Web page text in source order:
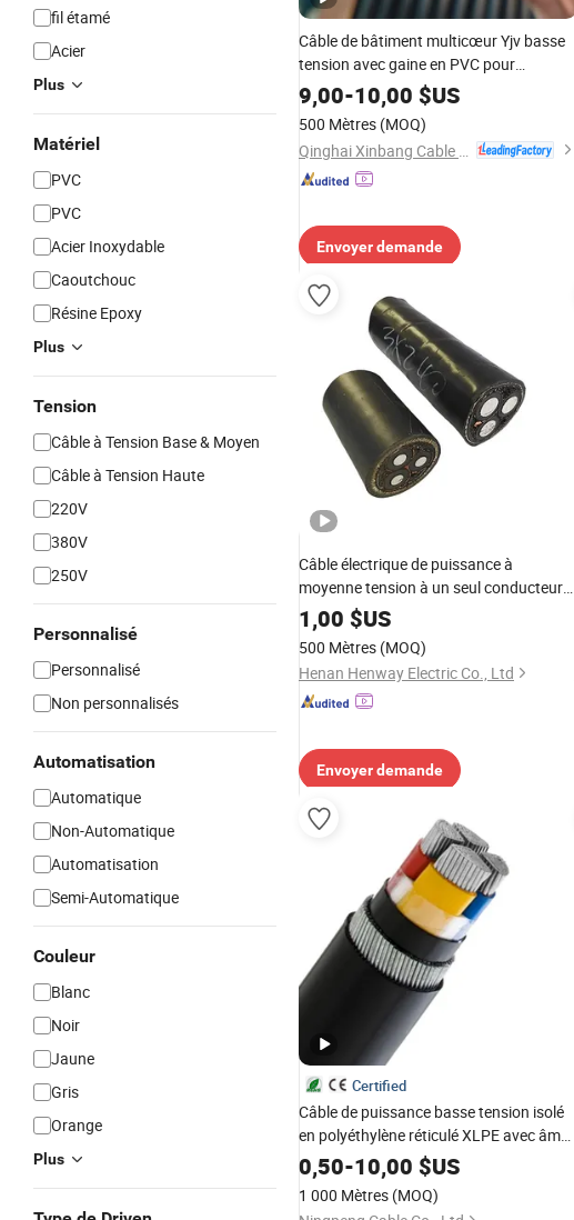
fil étamé
Acier
Plus
Matériel
PVC
PVC
Acier Inoxydable
Caoutchouc
Résine Epoxy
Plus
Tension
Câble à Tension Base & Moyen
Câble à Tension Haute
220V
380V
250V
Personnalisé
Personnalisé
Non personnalisés
Automatisation
Automatique
Non-Automatique
Automatisation
Semi-Automatique
Couleur
Blanc
Noir
Jaune
Gris
Orange
Plus
Câble de bâtiment multicœur Yjv basse
tension avec gaine en PVC pour
installation électrique câble XLPE
9,00-10,00 $US
500 Mètres (MOQ)
Envoyer demande
Câble électrique de puissance à
moyenne tension à un seul conducteur
isolé en XLPE avec âme en cuivre, Swa
PVC Cu XLPE 19/33 (36) Kv
1,00 $US
500 Mètres (MOQ)
Henan Henway Electric Co., Ltd
Envoyer demande
Certified
Câble de puissance basse tension isolé
en polyéthylène réticulé XLPE avec âme
en cuivre/aluminium et gaine en
polychlorure de vinyle/PVC
0,50-10,00 $US
1 000 Mètres (MOQ)